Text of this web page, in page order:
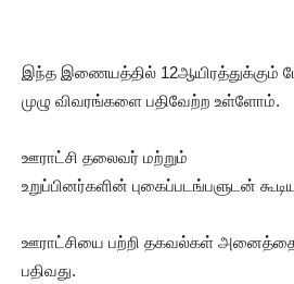
இந்த இணையத்தில் 12ஆயிரத்துக்கும்
முழு விவரங்களை பதிவேற்ற உள்ளோம்.
ஊராட்சி தலைவர் மற்றும்
உறுப்பினர்களின் புகைப்படங்பளுடன்
ஊராட்சியை பற்றி தகவல்கள்
பதிவது.